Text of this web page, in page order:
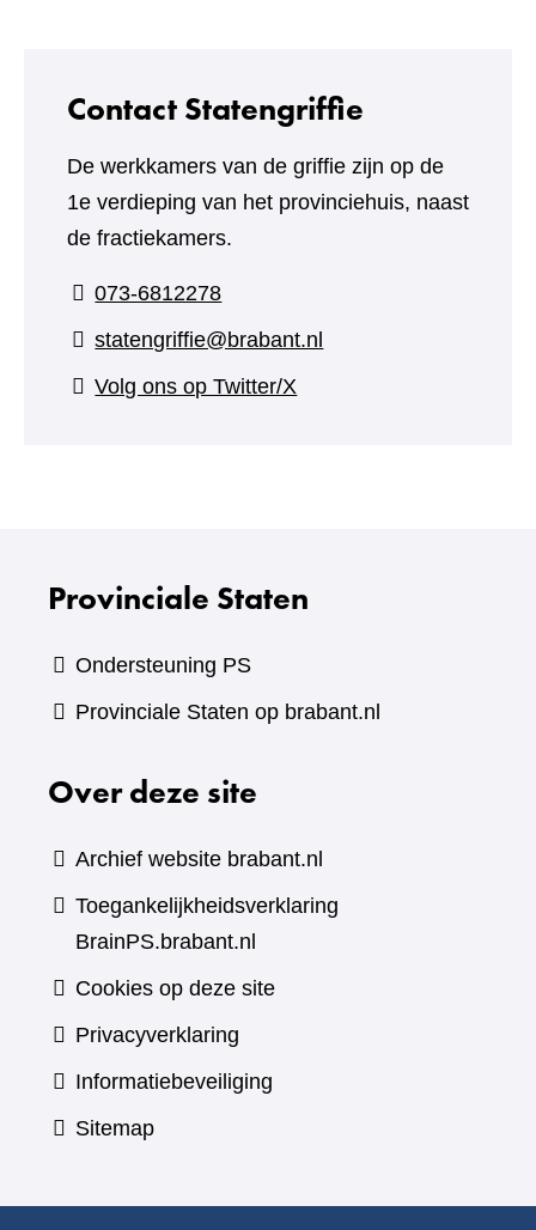
Contact Statengriffie
De werkkamers van de griffie zijn op de
1e verdieping van het provinciehuis, naast
de fractiekamers.
073-6812278
statengriffie@brabant.nl
Volg ons op Twitter/X
Provinciale Staten
Ondersteuning PS
Provinciale Staten op brabant.nl
Over deze site
Archief website brabant.nl
Toegankelijkheidsverklaring
BrainPS.brabant.nl
Cookies op deze site
Privacyverklaring
Informatiebeveiliging
Sitemap